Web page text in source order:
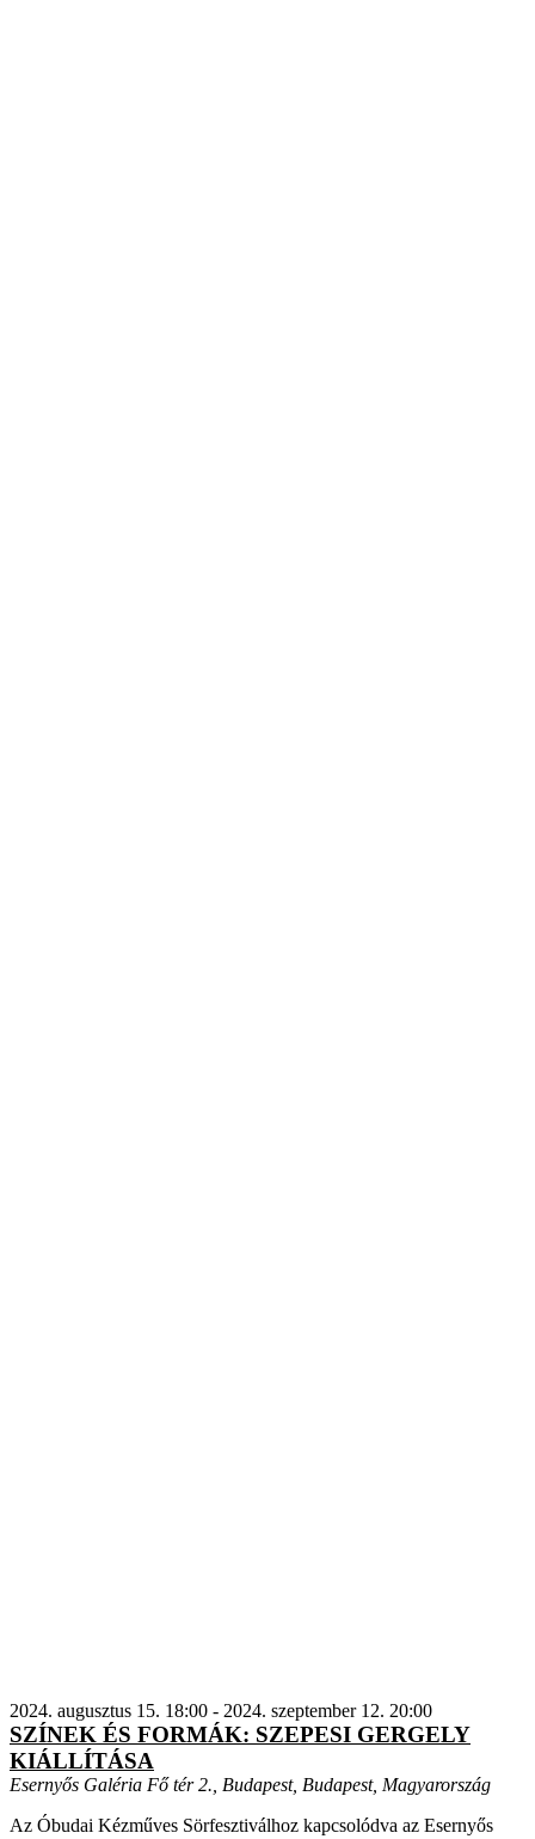
2024. augusztus 15. 18:00 - 2024. szeptember 12. 20:00
SZÍNEK ÉS FORMÁK: SZEPESI GERGELY
KIÁLLÍTÁSA
Esernyős Galéria Fő tér 2., Budapest, Budapest, Magyarország
Az Óbudai Kézműves Sörfesztiválhoz kapcsolódva az Esernyős